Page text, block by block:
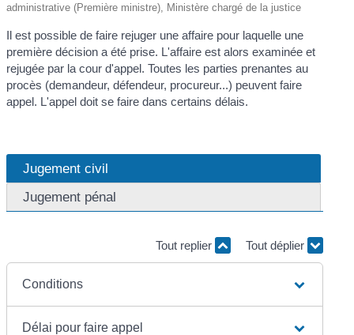
administrative (Première ministre), Ministère chargé de la justice
Il est possible de faire rejuger une affaire pour laquelle une
première décision a été prise. L'affaire est alors examinée et
rejugée par la cour d'appel. Toutes les parties prenantes au
procès (demandeur, défendeur, procureur...) peuvent faire
appel. L'appel doit se faire dans certains délais.
Jugement civil
Jugement pénal
Tout replier Tout déplier
Conditions
Délai pour faire appel